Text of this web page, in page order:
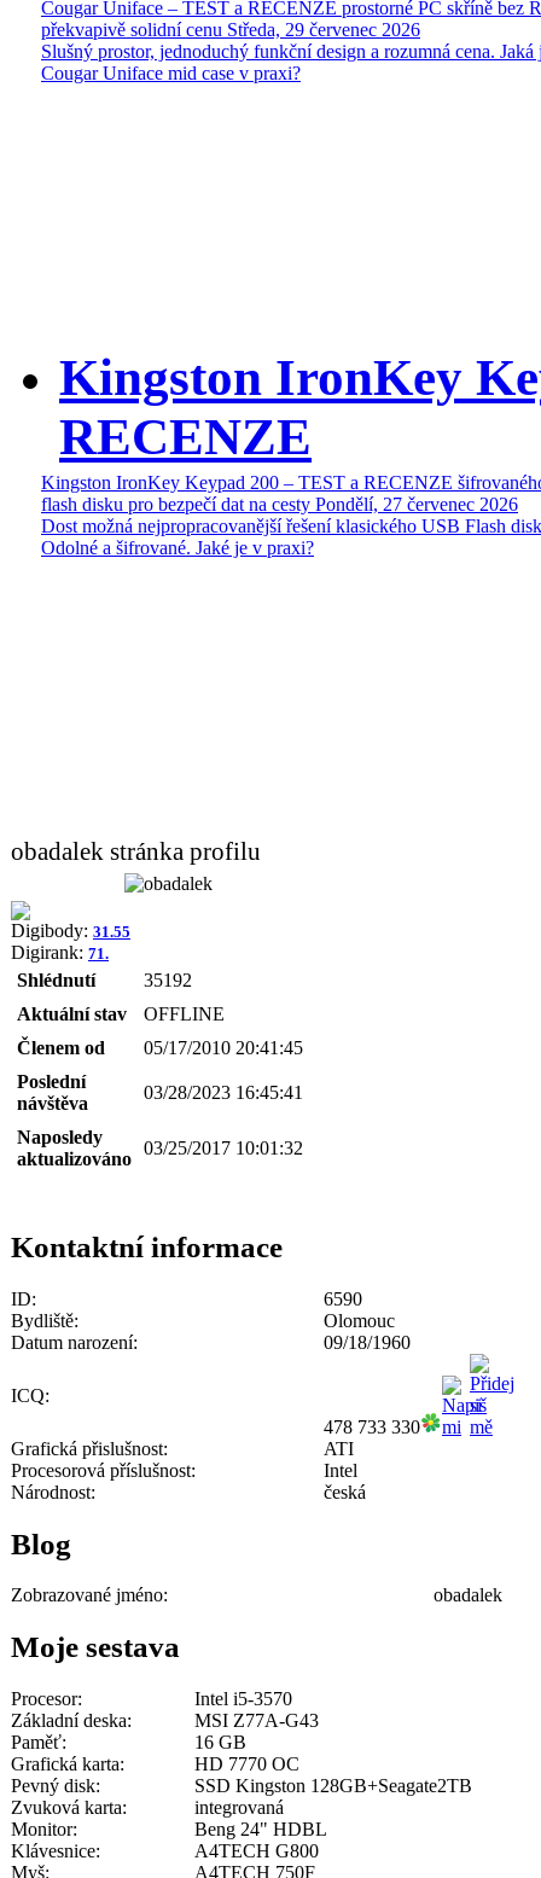
Cougar Uniface – TEST a RECENZE prostorné PC skříně bez
překvapivě solidní cenu Středa, 29 červenec 2026
Slušný prostor, jednoduchý funkční design a rozumná cena. Jaká
Cougar Uniface mid case v praxi?
Kingston IronKey
RECENZE
Kingston IronKey Keypad 200 – TEST a RECENZE
flash disku pro bezpečí dat na cesty Pondělí, 27 červenec 2026
Dost možná nejpropracovanější řešení klasického USB Flash
Odolné a šifrované. Jaké je v praxi?
obadalek stránka profilu
Digibody: 31.55
Digirank: 71.
Shlédnutí
35192
Aktuální stav
OFFLINE
Členem od
05/17/2010 20:41:45
Poslední
návštěva
03/28/2023 16:45:41
Naposledy
aktualizováno
03/25/2017 10:01:32
Kontaktní informace
ID:
6590
Bydliště:
Olomouc
Datum narození:
09/18/1960
ICQ:
478 733 330
Grafická přislušnost:
ATI
Procesorová příslušnost:
Intel
Národnost:
česká
Blog
Zobrazované jméno: obadalek
Moje sestava
Procesor:
Intel i5-3570
Základní deska:
MSI Z77A-G43
Paměť:
16 GB
Grafická karta:
HD 7770 OC
Pevný disk:
SSD Kingston 128GB+Seagate2TB
Zvuková karta:
integrovaná
Monitor:
Beng 24" HDBL
Klávesnice:
A4TECH G800
Myš:
A4TECH 750F